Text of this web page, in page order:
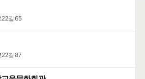
22길 65
22길 87